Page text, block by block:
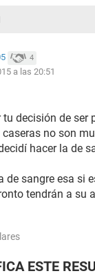
4
a las 20:51
decisión de ser
caseras no son
hacer la de
de sangre esa si
tendrán a su
ESTE